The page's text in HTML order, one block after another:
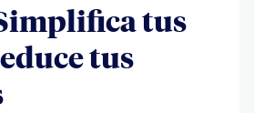
tus
tus